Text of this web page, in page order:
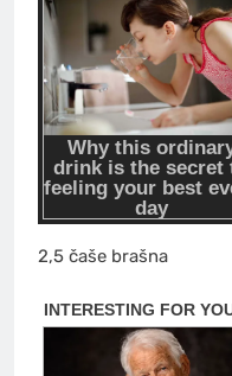
2,5 čaše brašna